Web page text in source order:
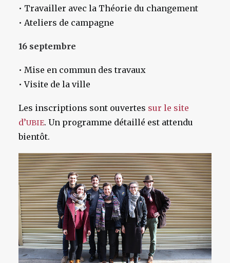
• Travailler avec la Théorie du changement
• Ateliers de campagne
16 septembre
• Mise en commun des travaux
• Visite de la ville
Les inscriptions sont ouvertes sur le site
d’UBIE. Un programme détaillé est attendu
bientôt.